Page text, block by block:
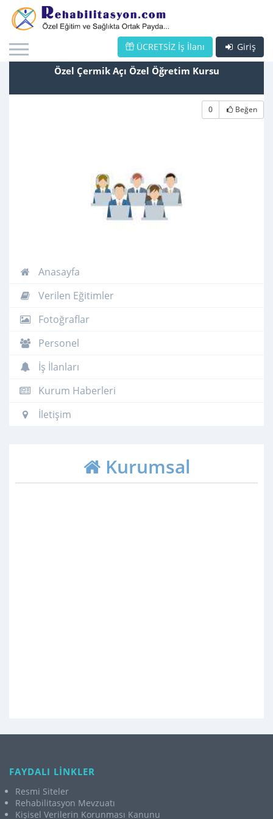
Giriş
ÜCRETSİZ İş İlanı
Özel Çermik Açı Özel Öğretim Kursu
0 Beğen
Anasayfa
Verilen Eğitimler
Fotoğraflar
Personel
İş İlanları
Kurum Haberleri
İletişim
Kurumsal
FAYDALI LİNKLER
Resmi Siteler
Rehabilitasyon Mevzuatı
Kişisel Verilerin Korunması Kanunu